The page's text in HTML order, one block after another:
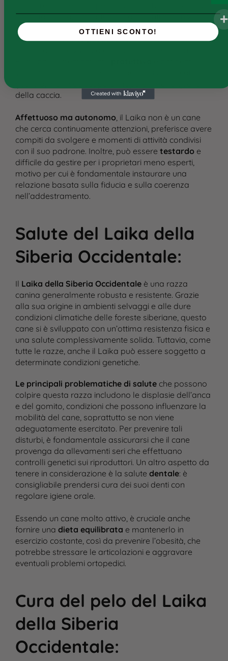
come la caccia, soprattutto in ambienti boschivi o
montani.
Ha un forteistinto predatorio, quindi non sempre è
della caccia.
Affettuoso ma autonomo, il Laika non è un cane
che cerca continuamente attenzioni, preferisce avere
compiti da svolgere e momenti di attività condivisi
con il suo padrone. Inoltre, può essere testardoe
difficile da gestire per i proprietari meno esperti,
motivo per cui è fondamentale instaurare una
relazione basata sulla fiducia e sulla coerenza
nell’addestramento.
Salute del Laika della
Siberia Occidentale:
Il Laika della Siberia Occidentaleè una razza
canina generalmente robusta e resistente. Grazie
alla sua origine in ambienti selvaggi e alle dure
condizioni climatiche delle foreste siberiane, questo
cane si è sviluppato con un’ottima resistenza fisica e
una salute complessivamente solida. Tuttavia, come
tutte le razze, anche il Laika può essere soggetto a
determinate condizioni genetiche.
Le principali problematiche di saluteche possono
colpire questa razza includono le displasie dell’anca
e del gomito, condizioni che possono influenzare la
mobilità del cane, soprattutto se non viene
adeguatamente esercitato. Per prevenire tali
disturbi, è fondamentale assicurarsi che il cane
provenga da allevamenti seri che effettuano
controlli genetici sui riproduttori. Un altro aspetto da
tenere in considerazione è la salute dentale: è
consigliabile prendersi cura dei suoi denti con
regolare igiene orale.
Essendo un cane molto attivo, è cruciale anche
fornire una dieta equilibrata e mantenerlo in
esercizio costante, così da prevenire l’obesità, che
potrebbe stressare le articolazioni e aggravare
eventuali problemi ortopedici.
Cura del pelo del Laika
della Siberia
Occidentale:
OTTIENI SCONTO!